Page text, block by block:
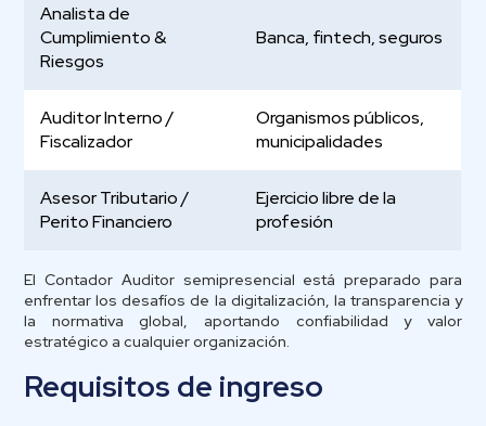
Analista de
Cumplimiento &
Riesgos
Banca, fintech, seguros
Auditor Interno /
Fiscalizador
Organismos públicos,
municipalidades
Asesor Tributario /
Perito Financiero
Ejercicio libre de la
profesión
El Contador Auditor semipresencial está preparado para
enfrentar los desafíos de la digitalización, la transparencia y
la normativa global, aportando confiabilidad y valor
estratégico a cualquier organización.
Requisitos de ingreso